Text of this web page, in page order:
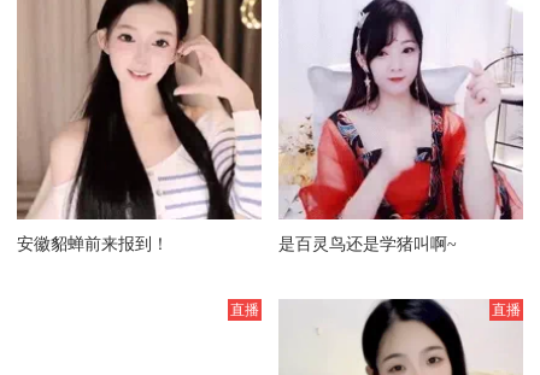
安徽貂蝉前来报到！ 是百灵鸟还是学猪叫啊~